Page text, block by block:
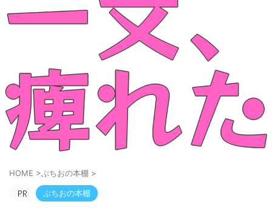
HOME >ぶちおの本棚 >
ぶちおの本棚